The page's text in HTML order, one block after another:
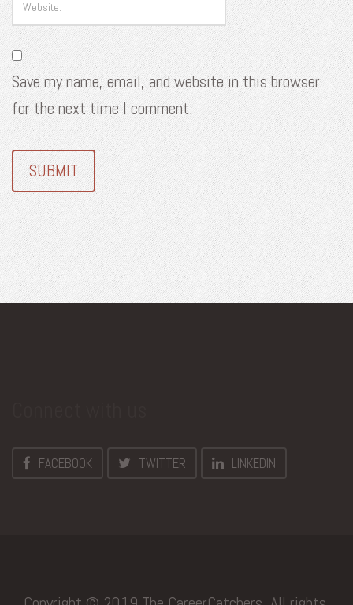
Save my name, email, and website in this browser
for the next time I comment.
FACEBOOK TWITTER LINKEDIN